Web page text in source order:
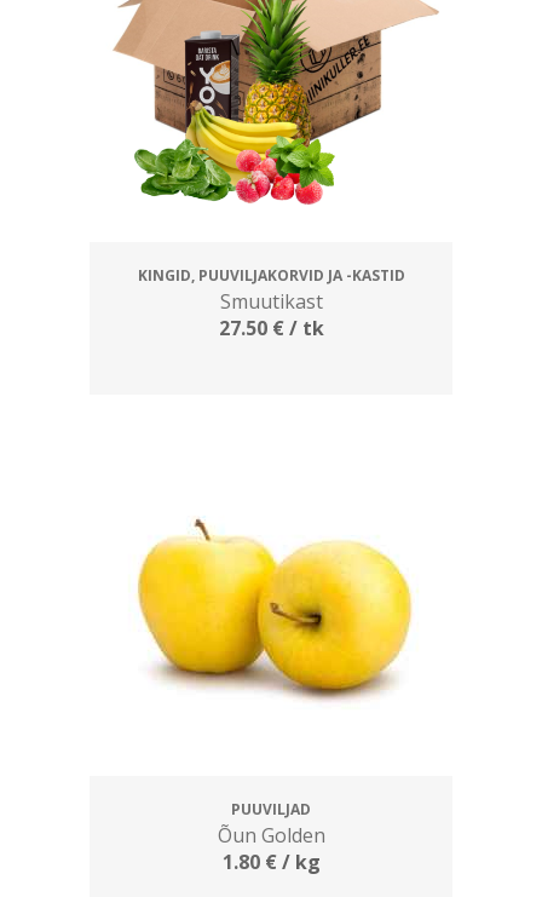
KINGID, PUUVILJAKORVID JA -KASTID
Smuutikast
27.50 €/ tk
PUUVILJAD
Õun Golden
1.80 €/ kg